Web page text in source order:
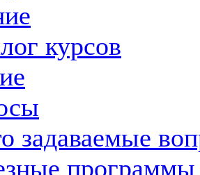
курсов
задаваемые
программы